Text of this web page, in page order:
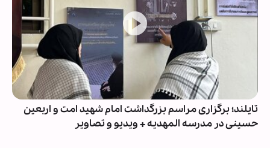
تایلند؛ برگزاری مراسم بزرگداشت امام شهید امت و اربعین
حسینی در مدرسه المهدیه + ویدیو و تصاویر